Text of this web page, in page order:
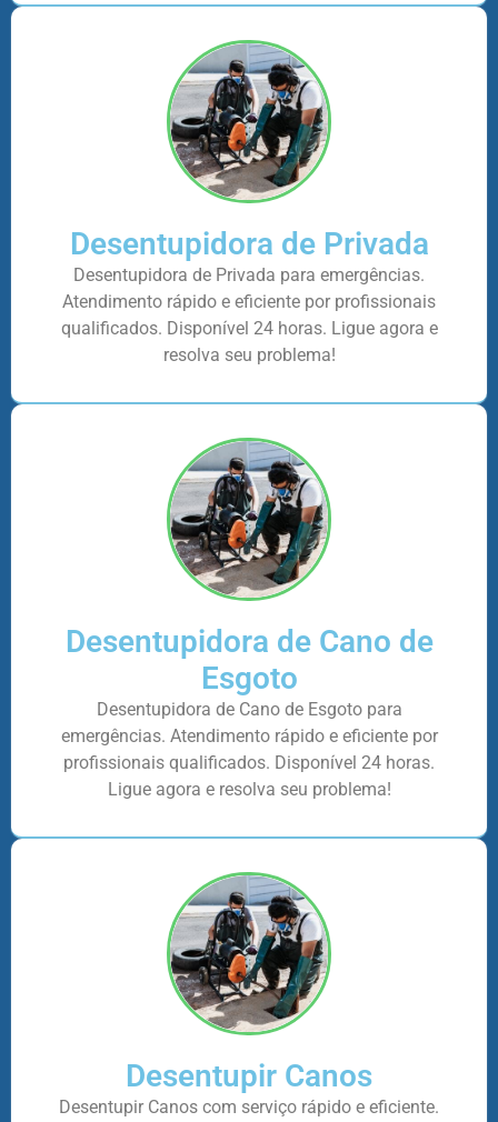
Desentupidora de Privada
Desentupidora de Privada para emergências.
Atendimento rápido e eficiente por profissionais
qualificados. Disponível 24 horas. Ligue agora e
resolva seu problema!
Desentupidora de Cano de
Esgoto
Desentupidora de Cano de Esgoto para
emergências. Atendimento rápido e eficiente por
profissionais qualificados. Disponível 24 horas.
Ligue agora e resolva seu problema!
Desentupir Canos
Desentupir Canos com serviço rápido e eficiente.